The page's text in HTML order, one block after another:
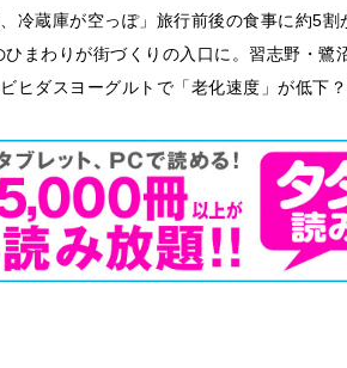
、冷蔵庫が空っぽ」旅行前後の食事に約5
ひまわりが街づくりの入口に。習志野・
ヒダスヨーグルトで「老化速度」が低